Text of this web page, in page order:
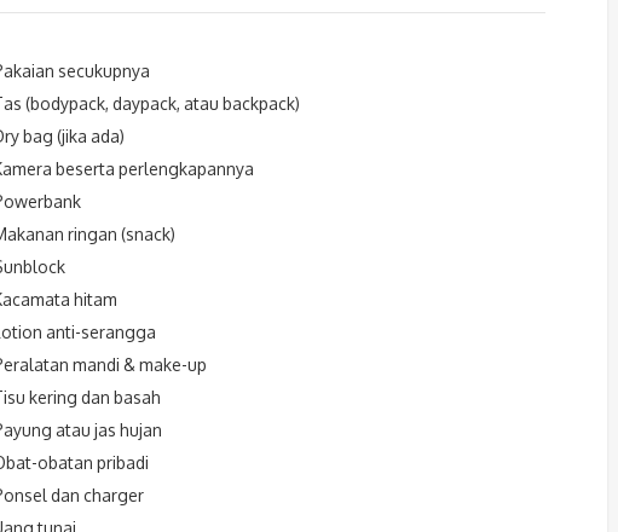
secukupnya
(bodypack, daypack, atau backpack)
bag (jika ada)
beserta perlengkapannya
ringan (snack)
hitam
anti-serangga
mandi & make-up
kering dan basah
atau jas hujan
obatan pribadi
dan charger
tunai